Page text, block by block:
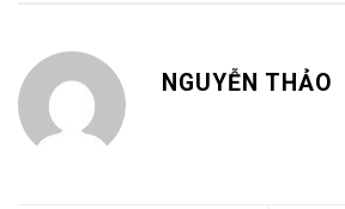
NGUYỄN THẢO